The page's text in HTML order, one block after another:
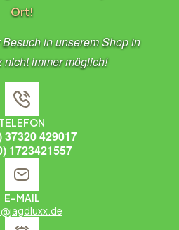
Ort!
in unserem Shop in
nicht immer möglich!
TELEFON
37320 429017
1723421557
E-MAIL